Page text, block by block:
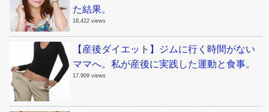
た結果。
18,422 views
【産後ダイエット】ジムに行く時間がない
ママへ。私が産後に実践した運動と食事。
17,909 views